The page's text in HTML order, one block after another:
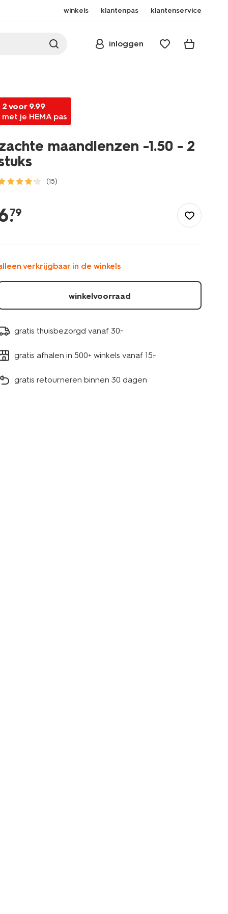
winkels klantenpas klantenservice
inloggen
2 voor 9.99
met je HEMA pas
maandlenzen -1.50 - 2
(15)
maandlenzen/zachte-
.
79
verkrijgbaar in de winkels
winkelvoorraad
gratis thuisbezorgd vanaf 30.-
gratis afhalen in 500+ winkels vanaf 15.-
gratis retourneren binnen 30 dagen